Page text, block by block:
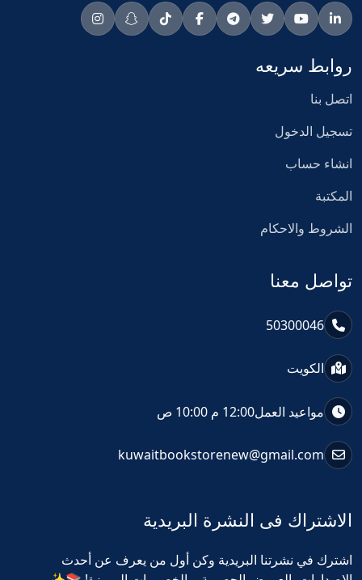
روابط سريعه
اتصل بنا
تسجيل الدخول
انشاء حساب
المكتبة
الشروط والاحكام
تواصل معنا
50300046
الكويت
مواعيد العمل12:00 م 10:00 ص
kuwaitbookstorenew@gmail.com
الاشتراك فى النشرة البريدية
اشترك في نشرتنا البريدية وكن أول من يعرف عن أحدث